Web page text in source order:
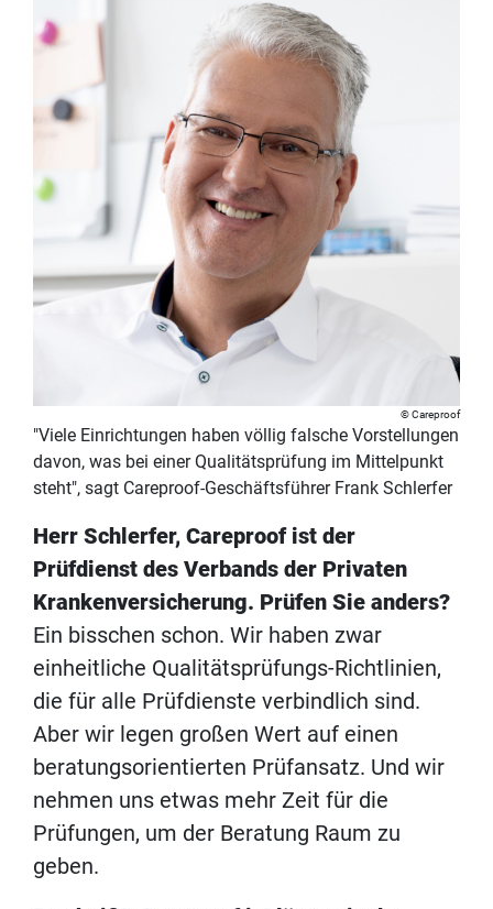
Careproof
"Viele Einrichtungen haben völlig falsche Vorstellungen
davon, was bei einer Qualitätsprüfung im Mittelpunkt
steht", sagt Careproof-Geschäftsführer Frank Schlerfer
Herr Schlerfer, Careproof ist der
Prüfdienst des Verbands der Privaten
Krankenversicherung. Prüfen Sie anders?
Ein bisschen schon. Wir haben zwar
einheitliche Qualitätsprüfungs-Richtlinien,
die für alle Prüfdienste verbindlich sind.
Aber wir legen großen Wert auf einen
beratungsorientierten Prüfansatz. Und wir
nehmen uns etwas mehr Zeit für die
Prüfungen, um der Beratung Raum zu
geben.